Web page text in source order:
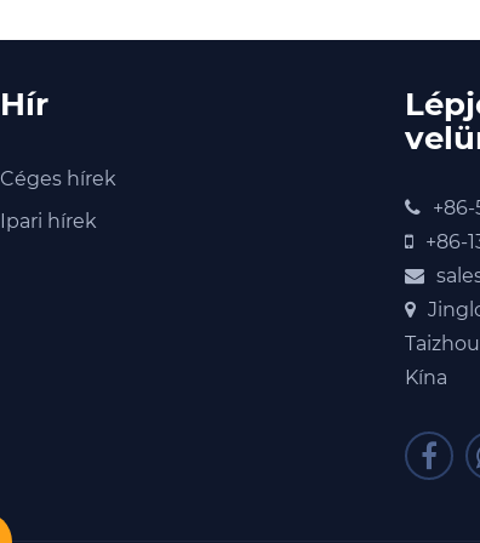
Hír
Céges hírek
Ipari hírek
+86-
+86-
Kína